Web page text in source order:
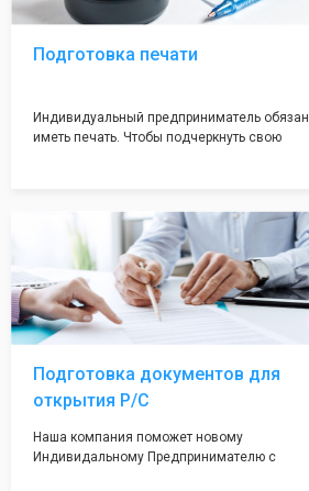
Подготовка печати
Индивидуальный предприниматель обязан
иметь печать. Чтобы подчеркнуть свою
Подготовка документов для
открытия Р/С
Наша компания поможет новому
Индивидальному Предпринимателю с